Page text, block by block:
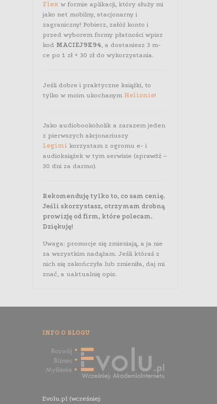
Flex w formie aplikacji, który służy mi
jako net mobilny, stacjonarny i
zagraniczny! Pobierz, załóż konto i
przed wyborem formy płatności wpisz
kod MACIEJ9K94, a dostaniesz 3 m-
ce po 1 zł + 30 zł do wykorzystania.
Jeśli dobre i praktyczne książki, to
tylko w moim ukochanym Helionie!
Jako audiobookoholik a zarazem jeden
z pierwszych akcjonariuszy
Legimi korzystam z ogromu e- i
audioksiążek w tym serwisie (sprawdź –
30 dni za darmo).
Rekomenduję tylko to, co sam cenię.
Jeśli skorzystasz, otrzymam drobną
prowizję od firm, które polecam.
Dziękuję!
Uwaga: promocje się zmieniają, a ja nie
za wszystkim nadążam. Jeśli któraś z
nich się zakończyła lub zmieniła, daj mi
znać, a uaktualnię opis.
INFO O BLOGU
Evolu.pl (wcześniej: